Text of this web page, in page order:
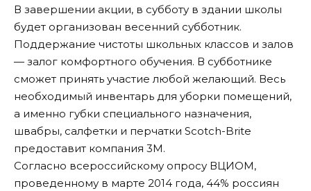
В завершении акции, в субботу в здании школы
будет организован весенний субботник.
Поддержание чистоты школьных классов и залов
— залог комфортного обучения. В субботнике
сможет принять участие любой желающий. Весь
необходимый инвентарь для уборки помещений,
а именно губки специального назначения,
швабры, салфетки и перчатки Scotch-Brite
предоставит компания 3М.
Согласно всероссийскому опросу ВЦИОМ,
проведенному в марте 2014 года, 44% россиян